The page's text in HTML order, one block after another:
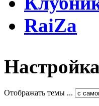
RaiZa
Отображать темы ...